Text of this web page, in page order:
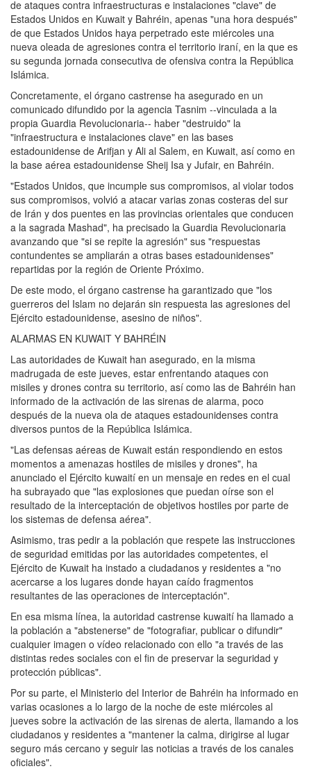
de ataques contra infraestructuras e instalaciones "clave" de
Estados Unidos en Kuwait y Bahréin, apenas "una hora después"
de que Estados Unidos haya perpetrado este miércoles una
nueva oleada de agresiones contra el territorio iraní, en la que es
su segunda jornada consecutiva de ofensiva contra la República
Islámica.
Concretamente, el órgano castrense ha asegurado en un
comunicado difundido por la agencia Tasnim --vinculada a la
propia Guardia Revolucionaria-- haber "destruido" la
"infraestructura e instalaciones clave" en las bases
estadounidense de Arifjan y Ali al Salem, en Kuwait, así como en
la base aérea estadounidense Sheij Isa y Jufair, en Bahréin.
"Estados Unidos, que incumple sus compromisos, al violar todos
sus compromisos, volvió a atacar varias zonas costeras del sur
de Irán y dos puentes en las provincias orientales que conducen
a la sagrada Mashad", ha precisado la Guardia Revolucionaria
avanzando que "si se repite la agresión" sus "respuestas
contundentes se ampliarán a otras bases estadounidenses"
repartidas por la región de Oriente Próximo.
De este modo, el órgano castrense ha garantizado que "los
guerreros del Islam no dejarán sin respuesta las agresiones del
Ejército estadounidense, asesino de niños".
ALARMAS EN KUWAIT Y BAHRÉIN
Las autoridades de Kuwait han asegurado, en la misma
madrugada de este jueves, estar enfrentando ataques con
misiles y drones contra su territorio, así como las de Bahréin han
informado de la activación de las sirenas de alarma, poco
después de la nueva ola de ataques estadounidenses contra
diversos puntos de la República Islámica.
"Las defensas aéreas de Kuwait están respondiendo en estos
momentos a amenazas hostiles de misiles y drones", ha
anunciado el Ejército kuwaití en un mensaje en redes en el cual
ha subrayado que "las explosiones que puedan oírse son el
resultado de la interceptación de objetivos hostiles por parte de
los sistemas de defensa aérea".
Asimismo, tras pedir a la población que respete las instrucciones
de seguridad emitidas por las autoridades competentes, el
Ejército de Kuwait ha instado a ciudadanos y residentes a "no
acercarse a los lugares donde hayan caído fragmentos
resultantes de las operaciones de interceptación".
En esa misma línea, la autoridad castrense kuwaití ha llamado a
la población a "abstenerse" de "fotografiar, publicar o difundir"
cualquier imagen o vídeo relacionado con ello "a través de las
distintas redes sociales con el fin de preservar la seguridad y
protección públicas".
Por su parte, el Ministerio del Interior de Bahréin ha informado en
varias ocasiones a lo largo de la noche de este miércoles al
jueves sobre la activación de las sirenas de alerta, llamando a los
ciudadanos y residentes a "mantener la calma, dirigirse al lugar
seguro más cercano y seguir las noticias a través de los canales
oficiales".